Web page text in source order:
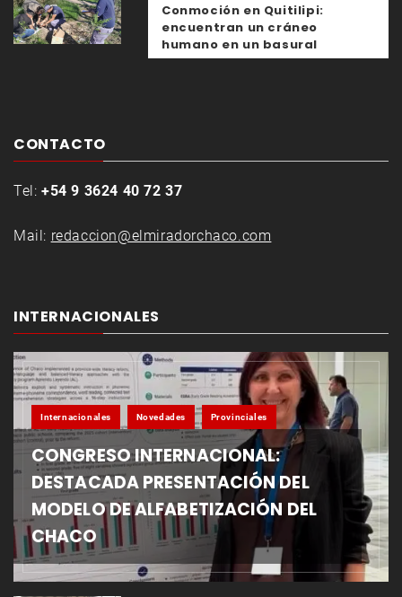
Conmoción en Quitilipi:
encuentran un cráneo
humano en un basural
CONTACTO
Tel: +54 9 3624 40 72 37
Mail: redaccion@elmiradorchaco.com
INTERNACIONALES
Internacionales Novedades Provinciales
CONGRESO INTERNACIONAL:
DESTACADA PRESENTACIÓN DEL
MODELO DE ALFABETIZACIÓN DEL
CHACO